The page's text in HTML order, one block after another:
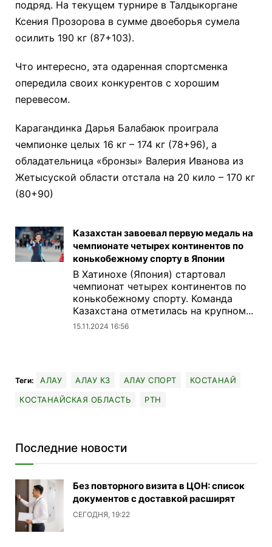
подряд. На текущем турнире в Талдыкоргане
Ксения Прозорова в сумме двоеборья сумела
осилить 190 кг (87+103).
Что интересно, эта одаренная спортсменка
опередила своих конкурентов с хорошим
перевесом.
Карагандинка Дарья Балабаюк проиграла
чемпионке целых 16 кг – 174 кг (78+96), а
обладательница «бронзы» Валерия Иванова из
Жетысуской области отстала на 20 кило – 170 кг
(80+90)
Казахстан завоевал первую медаль на
чемпионате четырех континентов по
конькобежному спорту в Японии
В Хатинохе (Япония) стартовал
чемпионат четырех континентов по
конькобежному спорту. Команда
Казахстана отметилась на крупном...
15.11.2024 16:56
Теги: АЛАУ АЛАУ КЗ АЛАУ СПОРТ
КОСТАНАЙ
КОСТАНАЙСКАЯ ОБЛАСТЬ
РТН
Последние новости
Без повторного визита в ЦОН: список
документов с доставкой расширят
СЕГОДНЯ, 19:22